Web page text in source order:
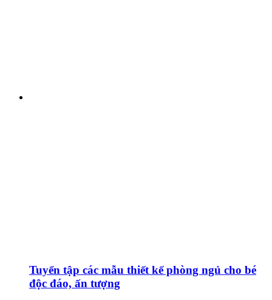
Tuyển tập các mẫu thiết kế phòng ngủ cho bé
độc đáo, ấn tượng